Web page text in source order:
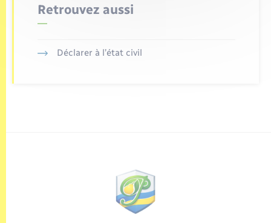
Retrouvez aussi
Déclarer à l’état civil